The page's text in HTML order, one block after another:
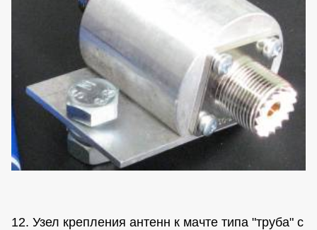
12. Узел крепления антенн к мачте типа "труба" с